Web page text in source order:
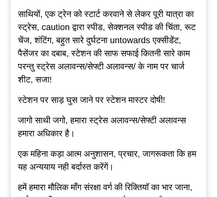
साथियों, एक ट्रेन को स्टार्ट करवाने से लेकर पूरी यात्रा का
स्ट्रेस, caution द्वारा स्पीड, सेक्शनल स्पीड की चिंता, रूट
चेंज, शंटिंग, बहुत सारे दुर्घटना untowards एक्सीडेंट,
पैसेंजर का दबाब, स्टेशन की साफ सफाई कितनी सारे काम
परन्तु स्ट्रेस अलावन्स/सेफ्टी अलावन्स/ के नाम पर चार्ज
शीट, सजा!
स्टेशन पर साड़ घुस जाने पर स्टेशन मास्टर दोषी!
जागो साथी जगो, हमारा स्ट्रेस अलावन्स/सेफ्टी अलावन्स
हमारा अधिकार है।
एक महिना कड़ा आत्म अनुशासन, प्रचार, जागरूकता कि हम
यह अन्ययाय नही बर्दास्त करेंगें।
हमें हमारा मौलिक माँग संरक्षा वर्ग की रिक्तियॉ का भार जाना,